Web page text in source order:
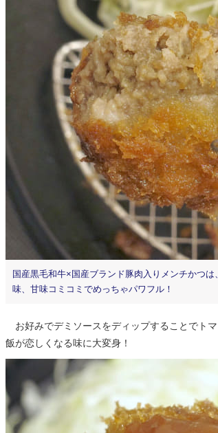
国産黒毛和牛×国産ブランド豚肉入りメンチかつ
味、甘味コミコミでめっちゃパワフル！
お好みでデミソースをディップすることでト
飯が恋しくなる味に大変身！